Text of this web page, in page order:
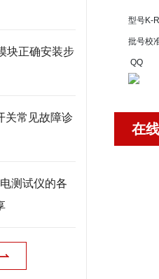
块正确安装步
关常见故障诊
测试仪的各
型号K-
批号校
QQ
在